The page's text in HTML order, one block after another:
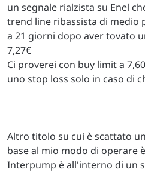
un segnale rialzista su Enel
trend line ribassista di medio
a 21 giorni dopo aver tovato
7,27€
Ci proverei con buy limit a
uno stop loss solo in caso di
Altro titolo su cui è scattato
base al mio modo di operare
Interpump è all'interno di un